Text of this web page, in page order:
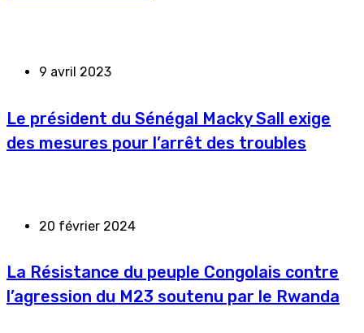
9 avril 2023
Le président du Sénégal Macky Sall exige
des mesures pour l’arrêt des troubles
20 février 2024
La Résistance du peuple Congolais contre
l’agression du M23 soutenu par le Rwanda